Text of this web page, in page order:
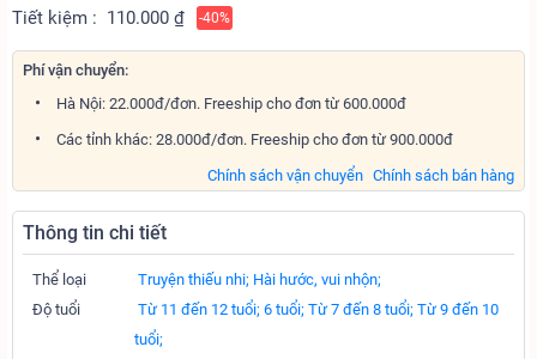
Tiết kiệm : 110.000 ₫ -40%
Phí vận chuyển:
Hà Nội: 22.000đ/đơn. Freeship cho đơn từ 600.000đ
Các tỉnh khác: 28.000đ/đơn. Freeship cho đơn từ 900.000đ
Chính sách bán hàng
Chính sách vận chuyển
Thông tin chi tiết
Thể loại Truyện thiếu nhi; Hài hước, vui nhộn;
Độ tuổi
Từ 11 đến 12 tuổi; 6 tuổi; Từ 7 đến 8 tuổi; Từ 9 đến 10
tuổi;